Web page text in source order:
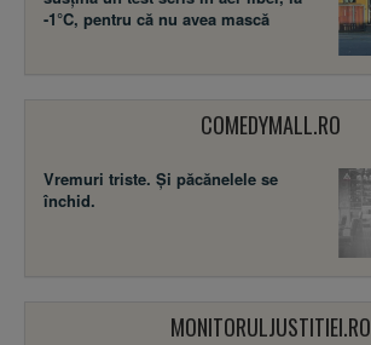
-1°C, pentru că nu avea mască
COMEDYMALL.RO
Vremuri triste. Şi păcănelele se
închid.
MONITORULJUSTITIEI.RO